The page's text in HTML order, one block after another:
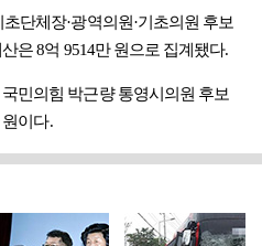
단체장·광역의원·기초의원 후보
은 8억 9514만 원으로 집계됐다.
민의힘 박근량 통영시의원 후보
원이다.